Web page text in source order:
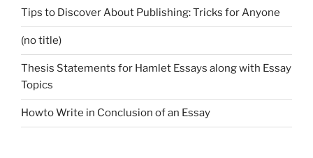
Tips to Discover About Publishing: Tricks for Anyone
(no title)
Thesis Statements for Hamlet Essays along with Essay
Topics
Howto Write in Conclusion of an Essay